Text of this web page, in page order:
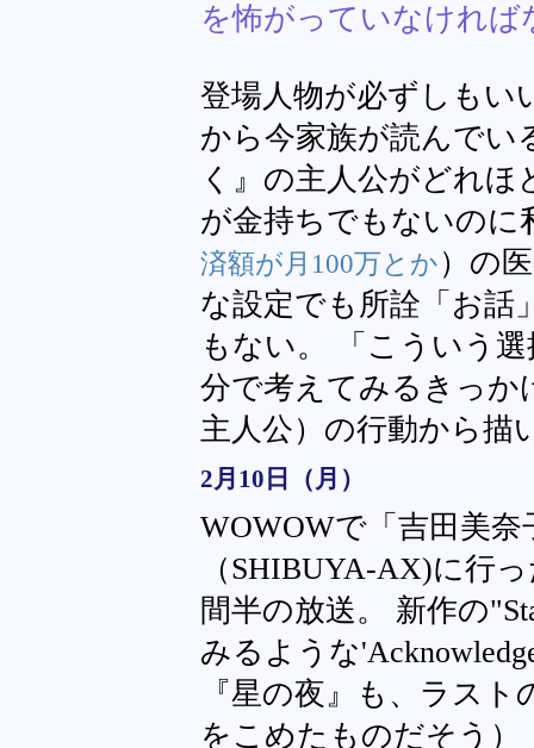
を怖がっていなければ
登場人物が必ずしもい
から今家族が読んでい
く』の主人公がどれ
が金持ちでもないのに
済額が月100万とか）の
な設定でも所詮「お話
もない。 「こういう
分で考えてみるきっか
主人公）の行動から描
2月10日（月）
WOWOWで「吉田美奈
（SHIBUYA-AX)に行
間半の放送。 新作の
みるような
『星の夜』も、ラス
をこめたものだそう）